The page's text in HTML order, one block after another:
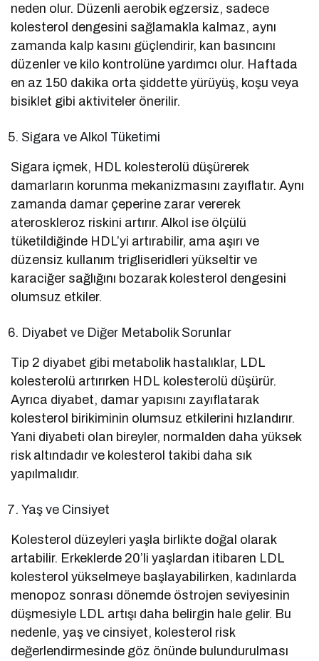
neden olur. Düzenli aerobik egzersiz, sadece
kolesterol dengesini sağlamakla kalmaz, aynı
zamanda kalp kasını güçlendirir, kan basıncını
düzenler ve kilo kontrolüne yardımcı olur. Haftada
en az 150 dakika orta şiddette yürüyüş, koşu veya
bisiklet gibi aktiviteler önerilir.
Sigara ve Alkol Tüketimi
Sigara içmek, HDL kolesterolü düşürerek
damarların korunma mekanizmasını zayıflatır. Aynı
zamanda damar çeperine zarar vererek
ateroskleroz riskini artırır. Alkol ise ölçülü
tüketildiğinde HDL’yi artırabilir, ama aşırı ve
düzensiz kullanım trigliseridleri yükseltir ve
karaciğer sağlığını bozarak kolesterol dengesini
olumsuz etkiler.
Diyabet ve Diğer Metabolik Sorunlar
Tip 2 diyabet gibi metabolik hastalıklar, LDL
kolesterolü artırırken HDL kolesterolü düşürür.
Ayrıca diyabet, damar yapısını zayıflatarak
kolesterol birikiminin olumsuz etkilerini hızlandırır.
Yani diyabeti olan bireyler, normalden daha yüksek
risk altındadır ve kolesterol takibi daha sık
yapılmalıdır.
Yaş ve Cinsiyet
Kolesterol düzeyleri yaşla birlikte doğal olarak
artabilir. Erkeklerde 20’li yaşlardan itibaren LDL
kolesterol yükselmeye başlayabilirken, kadınlarda
menopoz sonrası dönemde östrojen seviyesinin
düşmesiyle LDL artışı daha belirgin hale gelir. Bu
nedenle, yaş ve cinsiyet, kolesterol risk
değerlendirmesinde göz önünde bulundurulması